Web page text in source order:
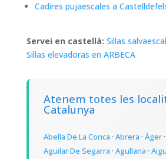
Cadires pujaescales a
Servei en castellà: Sillas
Sillas elevadoras en ARBECA
Atenem totes les
Catalunya
Abella De La Conca · Abrera · Àger·
Aguilar De Segarra · Agullana ·